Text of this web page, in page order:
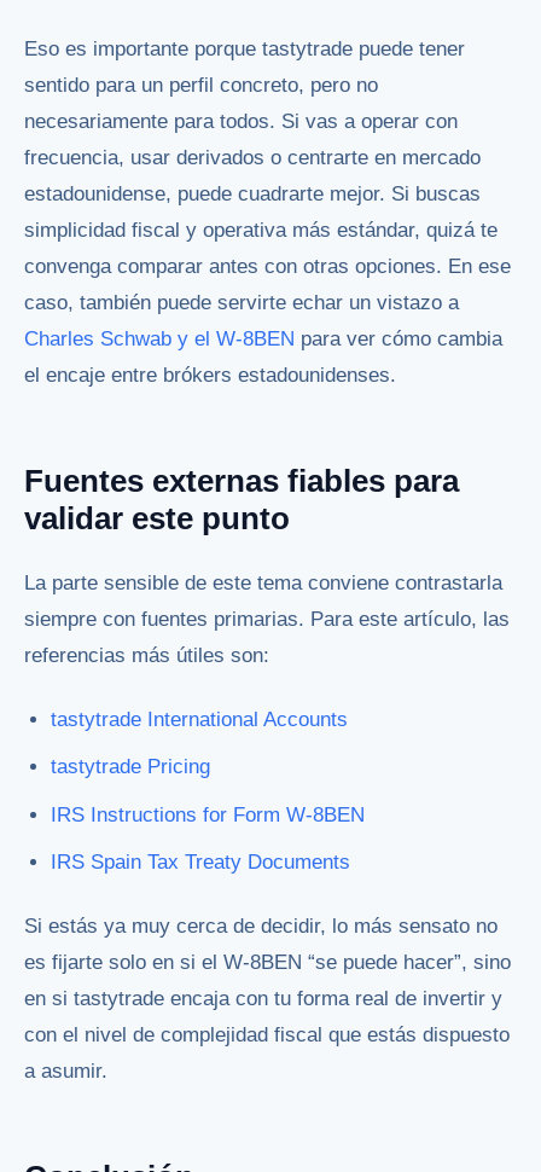
Eso es importante porque tastytrade puede tener
sentido para un perfil concreto, pero no
necesariamente para todos. Si vas a operar con
frecuencia, usar derivados o centrarte en mercado
estadounidense, puede cuadrarte mejor. Si buscas
simplicidad fiscal y operativa más estándar, quizá te
convenga comparar antes con otras opciones. En ese
caso, también puede servirte echar un vistazo a
Charles Schwab y el W-8BEN para ver cómo cambia
el encaje entre brókers estadounidenses.
Fuentes externas fiables para
validar este punto
La parte sensible de este tema conviene contrastarla
siempre con fuentes primarias. Para este artículo, las
referencias más útiles son:
tastytrade International Accounts
tastytrade Pricing
IRS Instructions for Form W-8BEN
IRS Spain Tax Treaty Documents
Si estás ya muy cerca de decidir, lo más sensato no
es fijarte solo en si el W-8BEN “se puede hacer”, sino
en si tastytrade encaja con tu forma real de invertir y
con el nivel de complejidad fiscal que estás dispuesto
a asumir.